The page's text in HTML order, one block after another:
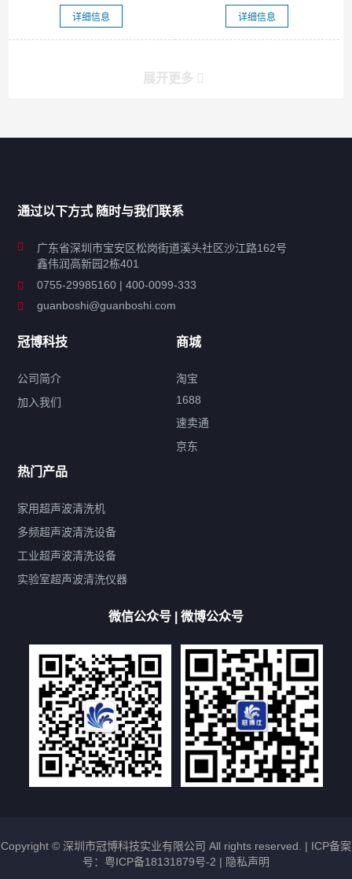
详细信息 详细信息
展开更多
工业超声波清洗设备
特种超声波洗净产品
超声波配件
产品标签
鼓泡 升降 抛动
带加热
功率可调
双波脱气
机械旋钮系列
厨具清洗机
超声波振板
高尔夫球杆清洗机
大型单槽带过滤系列
全自动/半自动系列
客户定制非标机参考
双槽三槽四槽五槽多槽系列
轮胎清洗机
多频 扫频
文章标签
超声波清洗机定制
超声波清洗机除油污
超声波清洗机除锈
超声波清洗机洗眼镜
通过以下方式 随时与我们联系
广东省深圳市宝安区松岗街道溪头社区沙江路162号
鑫伟润高新园2栋401
0755-29985160 | 400-0099-333
guanboshi@guanboshi.com
冠博科技
公司简介
加入我们
商城
淘宝
1688
速卖通
京东
热门产品
家用超声波清洗机
多频超声波清洗设备
工业超声波清洗设备
实验室超声波清洗仪器
微信公众号 | 微博公众号
Copyright © 深圳市冠博科技实业有限公司 All rights reserved. | ICP备案
号：粤ICP备18131879号-2 | 隐私声明